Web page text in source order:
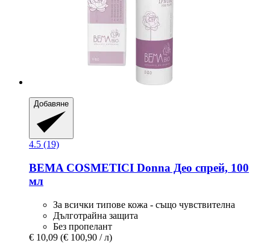
Добавяне
4.5 (19)
BEMA COSMETICI Donna Део спрей, 100
мл
За всички типове кожа - също чувствителна
Дълготрайна защита
Без пропелант
€ 10,09 (€ 100,90 / л)